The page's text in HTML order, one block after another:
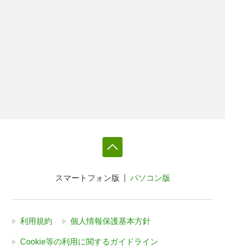
スマートフォン版 パソコン版
利用規約 個人情報保護基本方針
Cookie等の利用に関するガイドライン